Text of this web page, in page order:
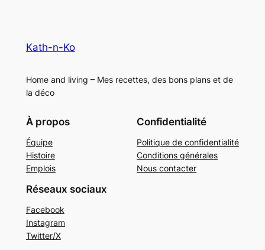
Kath-n-Ko
Home and living – Mes recettes, des bons plans et de
la déco
À propos
Équipe
Histoire
Emplois
Confidentialité
Politique de confidentialité
Conditions générales
Nous contacter
Réseaux sociaux
Facebook
Instagram
Twitter/X